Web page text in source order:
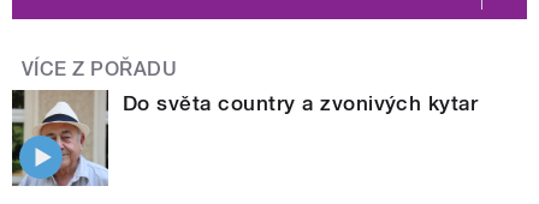
VÍCE Z POŘADU
Do světa country a zvonivých kytar